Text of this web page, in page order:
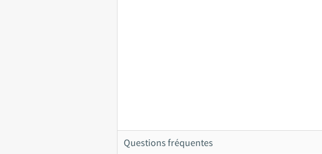
Questions fréquentes